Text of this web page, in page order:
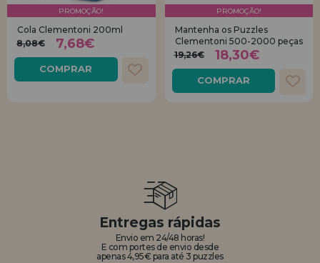
PROMOÇÃO!
Cola Clementoni 200ml
8,08€
7,68€
COMPRAR
PROMOÇÃO!
Mantenha os Puzzles
Clementoni 500-2000 peças
19,26€
18,30€
COMPRAR
Entregas rápidas
Envio em 24/48 horas!
E com portes de envio desde
apenas 4,95€ para até 3 puzzles